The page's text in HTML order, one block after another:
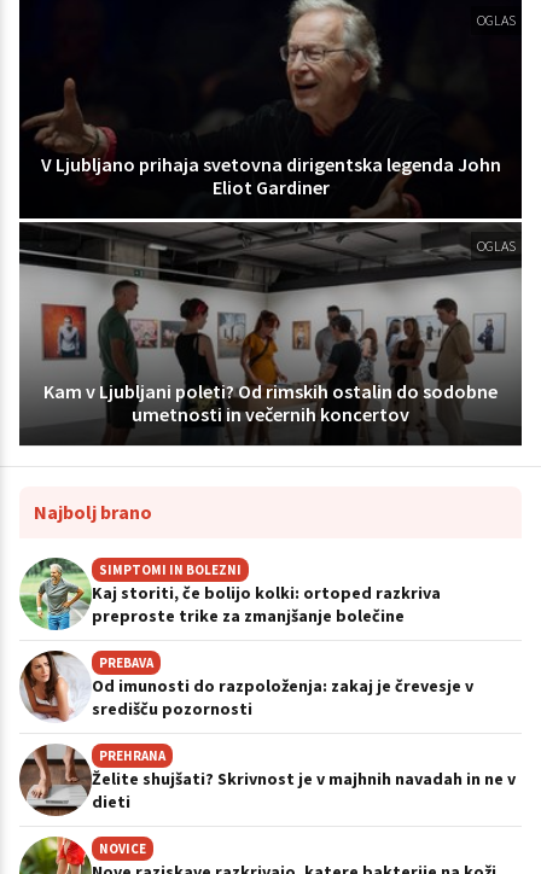
OGLAS
V Ljubljano prihaja svetovna dirigentska legenda John
Eliot Gardiner
OGLAS
Kam v Ljubljani poleti? Od rimskih ostalin do sodobne
umetnosti in večernih koncertov
Najbolj brano
SIMPTOMI IN BOLEZNI
Kaj storiti, če bolijo kolki: ortoped razkriva
preproste trike za zmanjšanje bolečine
PREBAVA
Od imunosti do razpoloženja: zakaj je črevesje v
središču pozornosti
PREHRANA
Želite shujšati? Skrivnost je v majhnih navadah in ne v
dieti
NOVICE